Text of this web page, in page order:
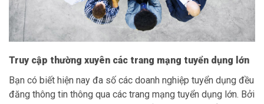
Truy cập thường xuyên các trang mạng tuyển dụng lớn
Bạn có biết hiện nay đa số các doanh nghiệp tuyển dụng đều
đăng thông tin thông qua các trang mạng tuyển dụng lớn. Bởi